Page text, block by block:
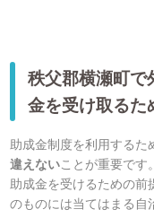
秩父郡横瀬町で
金を受け取るた
助成金制度を利用するた
違えないことが重要です。
助成金を受けるための
のものには当てはまる自